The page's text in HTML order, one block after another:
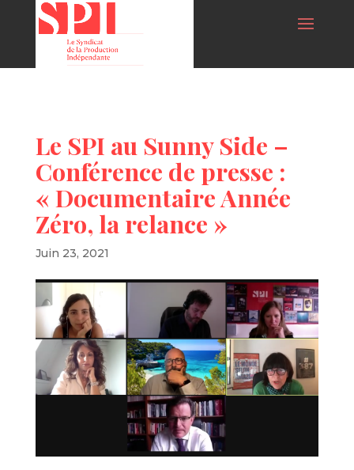
Le SPI au Sunny Side –
Conférence de presse :
« Documentaire Année
Zéro, la relance »
Juin 23, 2021